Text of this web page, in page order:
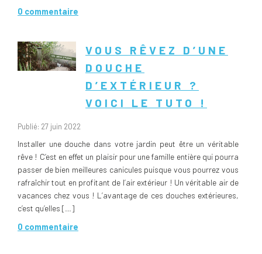
0 commentaire
VOUS RÊVEZ D’UNE
DOUCHE
D’EXTÉRIEUR ?
VOICI LE TUTO !
Publié: 27 juin 2022
Installer une douche dans votre jardin peut être un véritable
rêve ! C’est en effet un plaisir pour une famille entière qui pourra
passer de bien meilleures canicules puisque vous pourrez vous
rafraîchir tout en profitant de l’air extérieur ! Un véritable air de
vacances chez vous ! L’avantage de ces douches extérieures,
c’est qu’elles […]
0 commentaire